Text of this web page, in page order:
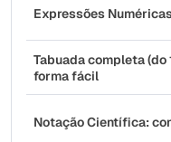
Expressões
Tabuada completa (do
forma fácil
Notação Científica: